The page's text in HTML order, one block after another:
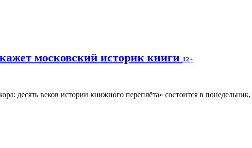
московский историк книги 12+
десять веков истории книжного переплёта» состоится в понедельник,